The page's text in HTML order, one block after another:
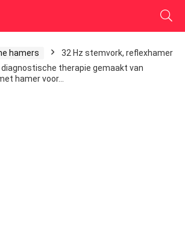
hamers
32 Hz stemvork, reflexhamer
therapie gemaakt van
hamer voor…